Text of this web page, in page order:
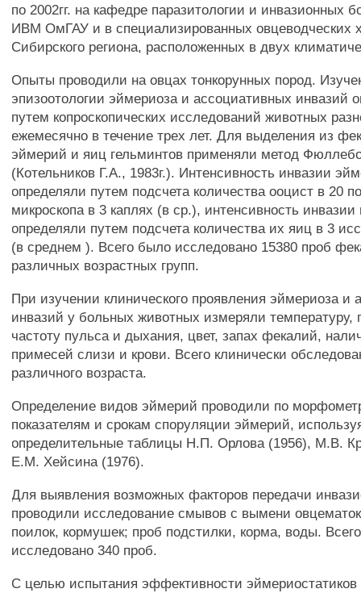
по 2002гг. на кафедре паразитологии и инвазионных
ИВМ ОмГАУ и в специализированных овцеводческих
Сибирского региона, расположенных в двух
Опыты проводили на овцах тонкорунных пород.
эпизоотологии эймериоза и ассоциативных инвазий
путем копроскопических исследований животных
ежемесячно в течение трех лет. Для выделения из
эймерий и яиц гельминтов применяли метод
(Котельников Г.А., 1983г.). Интенсивность инвазии
определяли путем подсчета количества ооцист в 20
микроскопа в 3 каплях (в ср.), интенсивность
определяли путем подсчета количества их яиц в 3
(в среднем ). Всего было исследовано 15380 проб
различных возрастных групп.
При изучении клинического проявления эймериоза и
инвазий у больных животных измеряли температуру,
частоту пульса и дыхания, цвет, запах фекалий,
примесей слизи и крови. Всего клинически
различного возраста.
Определение видов эймерий проводили по
показателям и срокам споруляции эймерий,
определительные таблицы Н.П. Орлова (1956), М.В.
Е.М. Хейсина (1976).
Для выявления возможных факторов передачи
проводили исследование смывов с вымени
поилок, кормушек; проб подстилки, корма, воды.
исследовано 340 проб.
С целью испытания эффективности